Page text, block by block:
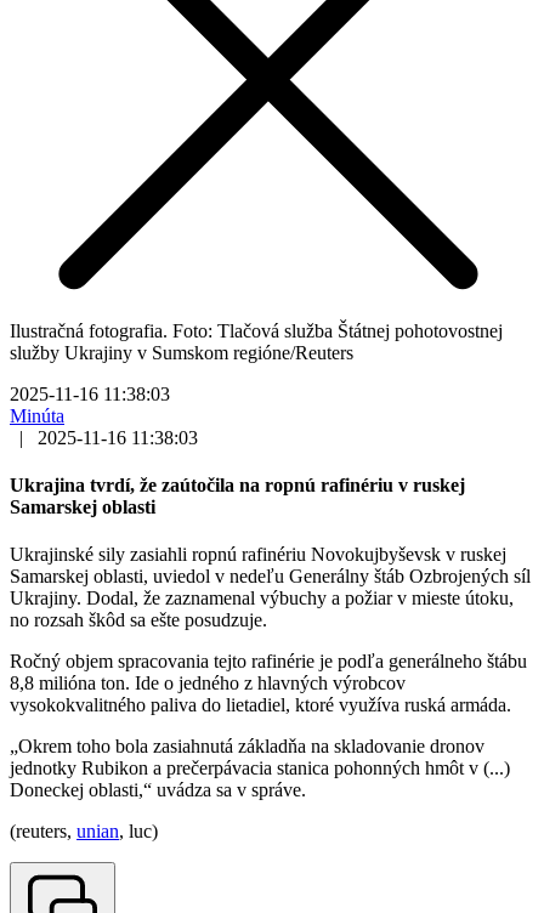
Ilustračná fotografia. Foto: Tlačová služba Štátnej pohotovostnej
služby Ukrajiny v Sumskom regióne/Reuters
2025-11-16 11:38:03
Minúta
|
2025-11-16 11:38:03
Ukrajina tvrdí, že zaútočila na ropnú rafinériu v ruskej
Samarskej oblasti
Ukrajinské sily zasiahli ropnú rafinériu Novokujbyševsk v ruskej
Samarskej oblasti, uviedol v nedeľu Generálny štáb Ozbrojených síl
Ukrajiny. Dodal, že zaznamenal výbuchy a požiar v mieste útoku,
no rozsah škôd sa ešte posudzuje.
Ročný objem spracovania tejto rafinérie je podľa generálneho štábu
8,8 milióna ton. Ide o jedného z hlavných výrobcov
vysokokvalitného paliva do lietadiel, ktoré využíva ruská armáda.
„Okrem toho bola zasiahnutá základňa na skladovanie dronov
jednotky Rubikon a prečerpávacia stanica pohonných hmôt v (...)
Doneckej oblasti,“ uvádza sa v správe.
(reuters, unian, luc)